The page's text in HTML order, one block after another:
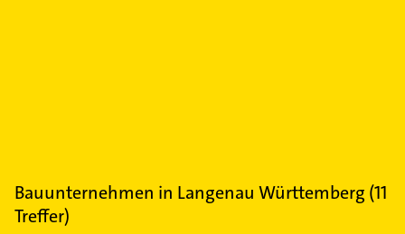
Bauunternehmen in Langenau Württemberg (11
Treffer)